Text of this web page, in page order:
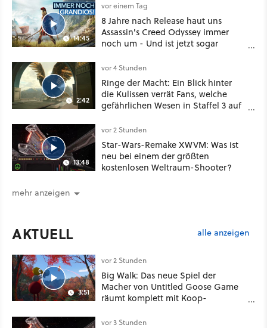
14:45
vor einem Tag
8 Jahre nach Release haut uns
Assassin's Creed Odyssey immer
noch um - Und ist jetzt sogar
2:42
vor 4 Stunden
Ringe der Macht: Ein Blick hinter
die Kulissen verrät Fans, welche
gefährlichen Wesen in Staffel 3 auf
13:48
vor 2 Stunden
Star-Wars-Remake XWVM: Was ist
neu bei einem der größten
kostenlosen Weltraum-Shooter?
mehr anzeigen
AKTUELL alle anzeigen
3:51
vor 2 Stunden
Big Walk: Das neue Spiel der
Macher von Untitled Goose Game
räumt komplett mit Koop-
vor 3 Stunden